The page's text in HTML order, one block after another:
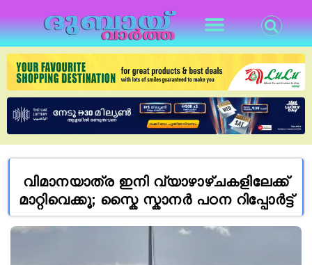
വിമാനയാത്ര ഇനി വ്യാഴാഴ്ചകളിലേക്ക്
മാറ്റിവെക്കൂ; സ്കൈ സ്കാനർ പഠന റിപ്പോർട്ട്